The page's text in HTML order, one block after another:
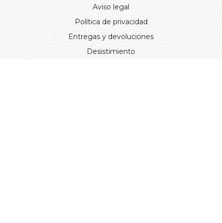
Aviso legal
Política de privacidad
Entregas y devoluciones
Desistimiento